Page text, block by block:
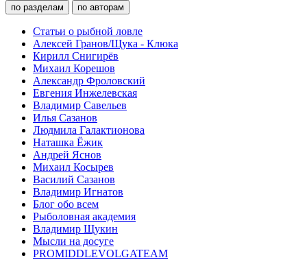
по разделам по авторам
Статьи о рыбной ловле
Алексей Гранов/Щука - Клюка
Кирилл Снигирёв
Михаил Корешов
Александр Фроловский
Евгения Инжелевская
Владимир Савельев
Илья Сазанов
Людмила Галактионова
Наташка Ёжик
Андрей Яснов
Михаил Косырев
Василий Сазанов
Владимир Игнатов
Блог обо всем
Рыболовная академия
Владимир Щукин
Мысли на досуге
PROMIDDLEVOLGATEAM